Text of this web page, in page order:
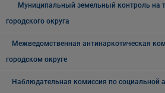
Муниципальный земельный контроль на
городского округа
Межведомственная антинаркотическая
городском округе
Наблюдательная комиссия по социальной